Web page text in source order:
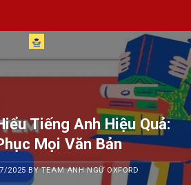
Tiếng Anh Hiệu Quả:
Mọi Văn Bản
2025 BYTEAM ANH NGỮ OXFORD